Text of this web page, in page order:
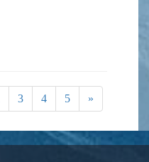
3 4 5 »